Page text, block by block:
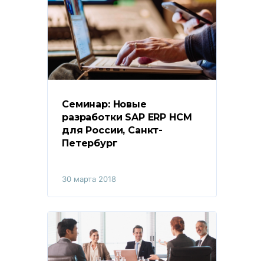
Семинар: Новые
разработки SAP ERP HCM
для России, Санкт-
Петербург
30 марта 2018